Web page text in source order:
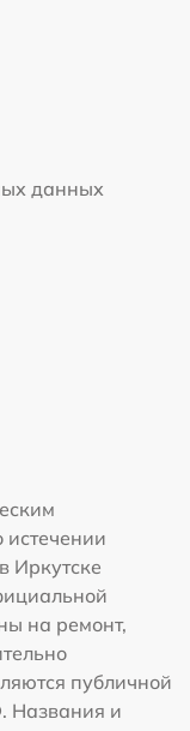
данных
Иркутске
на ремонт,
публичной
Названия и